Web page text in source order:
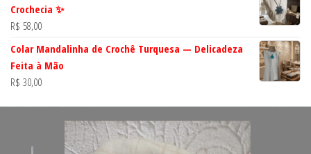
Crochecia ✨
R$ 58,00
Colar Mandalinha de Crochê Turquesa — Delicadeza
Feita à Mão
R$ 30,00